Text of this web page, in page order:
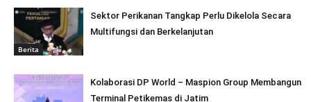
Berita
Sektor Perikanan Tangkap Perlu Dikelola Secara
Multifungsi dan Berkelanjutan
Kolaborasi DP World – Maspion Group Membangun
Terminal Petikemas di Jatim